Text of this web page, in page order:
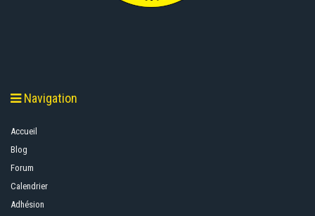
Navigation
Accueil
Blog
Forum
Calendrier
Adhésion